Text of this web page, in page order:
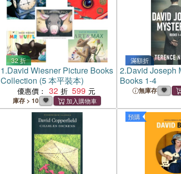
32 折
1.David Wiesner Picture Books
Collection (5 本平裝本)
優惠價： 32 599
庫存 > 10
滿額折
2.David Joseph
Books 1-4
無庫存
預購